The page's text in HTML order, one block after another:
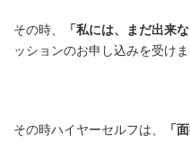
その時、 「私には、まだ出来
ッションのお申し込みを受けま
その時ハイヤーセルフは、
「